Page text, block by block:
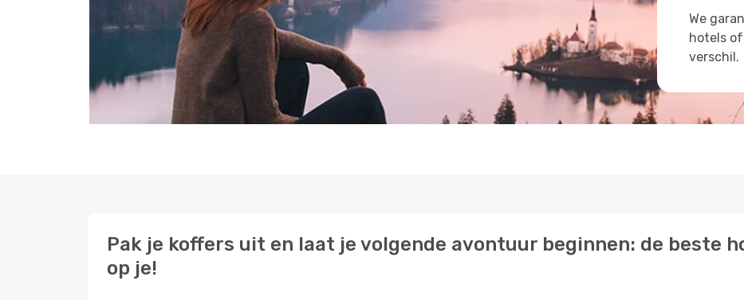
We
hotels
verschil.
Pak je koffers uit en laat je volgende avontuur beginnen: de beste
op je!